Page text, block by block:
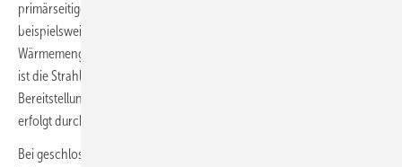
primärseitige Rücklauftemperatur fällt von 55 Grad Celsius auf
beispielsweise 30 Grad Celsius ab. Solange ausreichend
Wärmemenge durch den Vorratsbehälter zur Verfügung gestellt wird,
ist die Strahlpumpe im Vorlauf (01 in Bild 2) geschlossen. Die
Bereitstellung der Heizwärme über die geschlossene Strahlpumpe
erfolgt durch eine elektrische Ladepumpe am Vorratsbehälter.
Bei geschlossener Strahlpumpe wird keine Fernwärme und damit